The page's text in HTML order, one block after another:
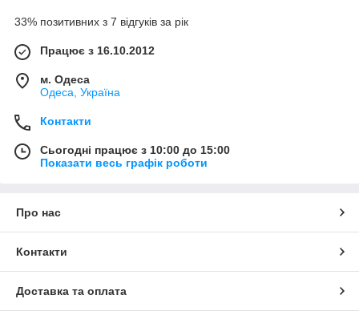
33% позитивних з 7 відгуків за рік
Працює з 16.10.2012
м. Одеса
Одеса, Україна
Контакти
Сьогодні працює з 10:00 до 15:00
Показати весь графік роботи
Про нас
Контакти
Доставка та оплата